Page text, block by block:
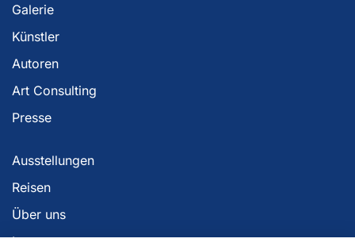
Galerie
Künstler
Autoren
Art Consulting
Presse
Ausstellungen
Reisen
Über uns
Impressum